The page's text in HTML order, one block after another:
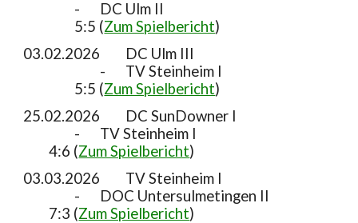
-
DC Ulm II
5:5 (Zum Spielbericht)
03.02.2026
DC Ulm III
-
TV Steinheim I
5:5 (Zum Spielbericht)
25.02.2026
DC SunDowner I
-
TV Steinheim I
4:6 (Zum Spielbericht)
03.03.2026
TV Steinheim I
-
DOC Untersulmetingen II
7:3 (Zum Spielbericht)